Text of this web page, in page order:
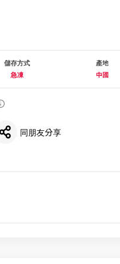
儲存方式
急凍
產地
中國
同朋友分享